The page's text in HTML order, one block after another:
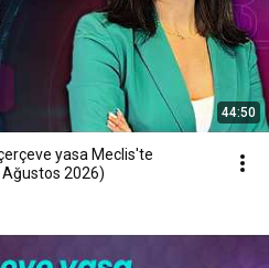
44:50
yasa Meclis'te
2026)